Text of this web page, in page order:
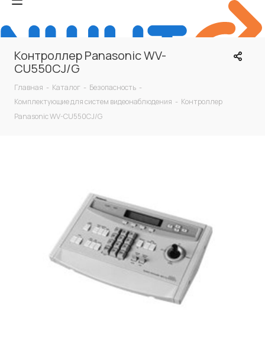
Контроллер Panasonic WV-
CU550CJ/G
Главная - Каталог - Безопасность -
Комплектующие для систем видеонаблюдения - Контроллер
Panasonic WV-CU550CJ/G